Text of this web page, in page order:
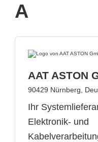
A
AAT ASTON
90429 Nürnberg,
Ihr
Elektronik- und